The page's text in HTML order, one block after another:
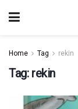
Home Tag rekin
Tag: rekin